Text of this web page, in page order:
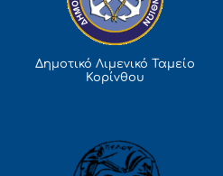
Δημοτικό Λιμενικό Ταμείο
Κορίνθου